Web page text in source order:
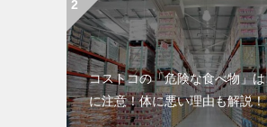
コストコの「危険な食べ物」
に注意！体に悪い理由も解説！